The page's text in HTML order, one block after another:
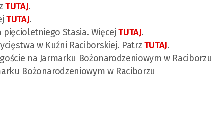
TUTAJ.
TUTAJ.
pięcioletniego Stasia. WięcejTUTAJ.
w Kuźni Raciborskiej. Patrz TUTAJ.
na Jarmarku Bożonarodzeniowym w Raciborzu
Bożonarodzeniowym w Raciborzu